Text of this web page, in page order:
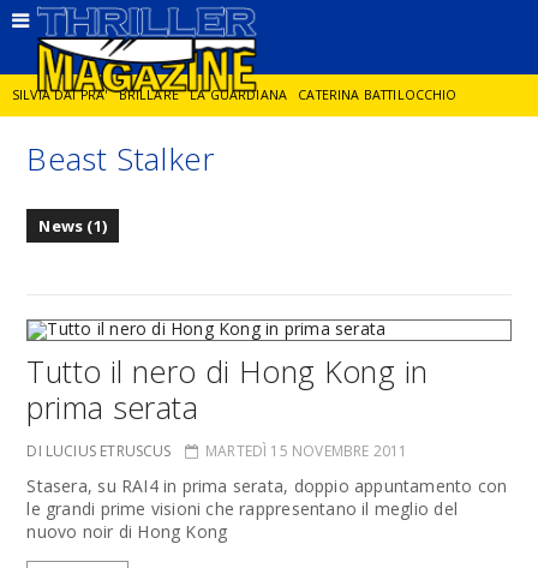
SILVIA DAI PRA' BRILLARE LA GUARDIANA CATERINA BATTILOCCHIO
JORGE DIAZ LA SPIA DELITTO IN CORNICE
Beast Stalker
News (1)
Tutto il nero di Hong Kong in
prima serata
DI LUCIUS ETRUSCUS MARTEDÌ 15 NOVEMBRE 2011
Stasera, su RAI4 in prima serata, doppio appuntamento con
le grandi prime visioni che rappresentano il meglio del
nuovo noir di Hong Kong